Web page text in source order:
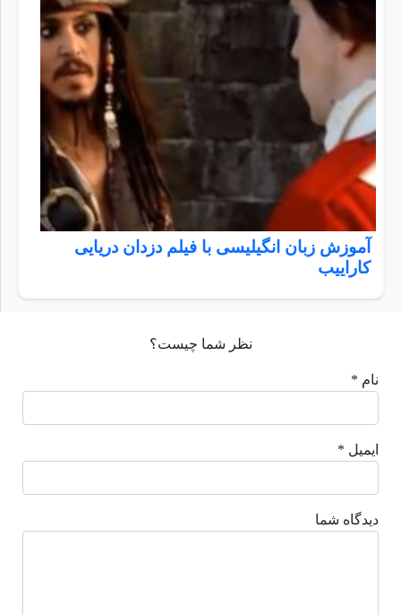
آموزش زبان انگیلیسی با فیلم دزدان دریایی
کاراییب
نظر شما چیست؟
نام *
ایمیل *
دیدگاه شما